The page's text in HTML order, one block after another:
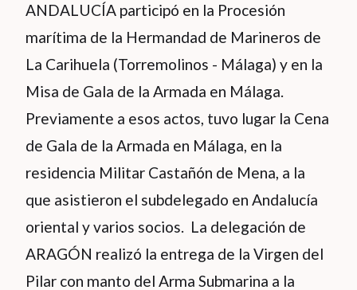
ANDALUCÍA participó en la Procesión
marítima de la Hermandad de Marineros de
La Carihuela (Torremolinos - Málaga) y en la
Misa de Gala de la Armada en Málaga.
Previamente a esos actos, tuvo lugar la Cena
de Gala de la Armada en Málaga, en la
residencia Militar Castañón de Mena, a la
que asistieron el subdelegado en Andalucía
oriental y varios socios. La delegación de
ARAGÓN realizó la entrega de la Virgen del
Pilar con manto del Arma Submarina a la